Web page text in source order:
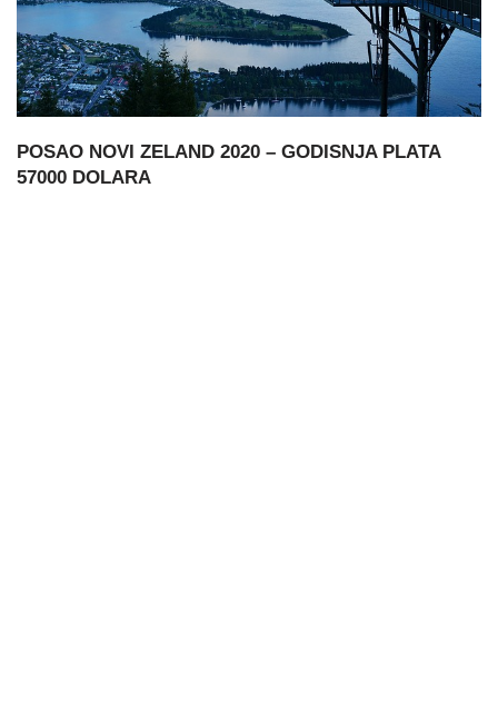
POSAO NOVI ZELAND 2020 – GODISNJA PLATA
57000 DOLARA